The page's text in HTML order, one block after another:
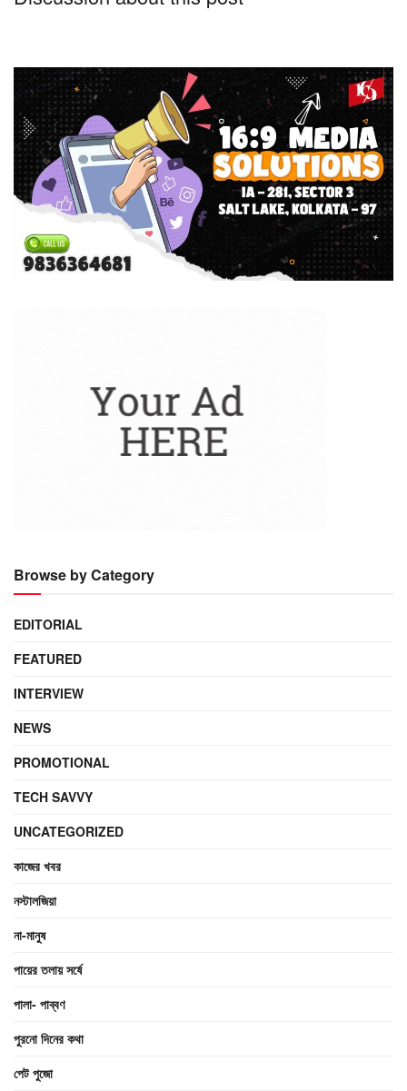
Browse by Category
EDITORIAL
FEATURED
INTERVIEW
NEWS
PROMOTIONAL
TECH SAVVY
UNCATEGORIZED
কাজের খবর
নস্টালজিয়া
না-মানুষ
পায়ের তলায় সর্ষে
পালা- পাব্বণ
পুরনো দিনের কথা
পেট পুজো